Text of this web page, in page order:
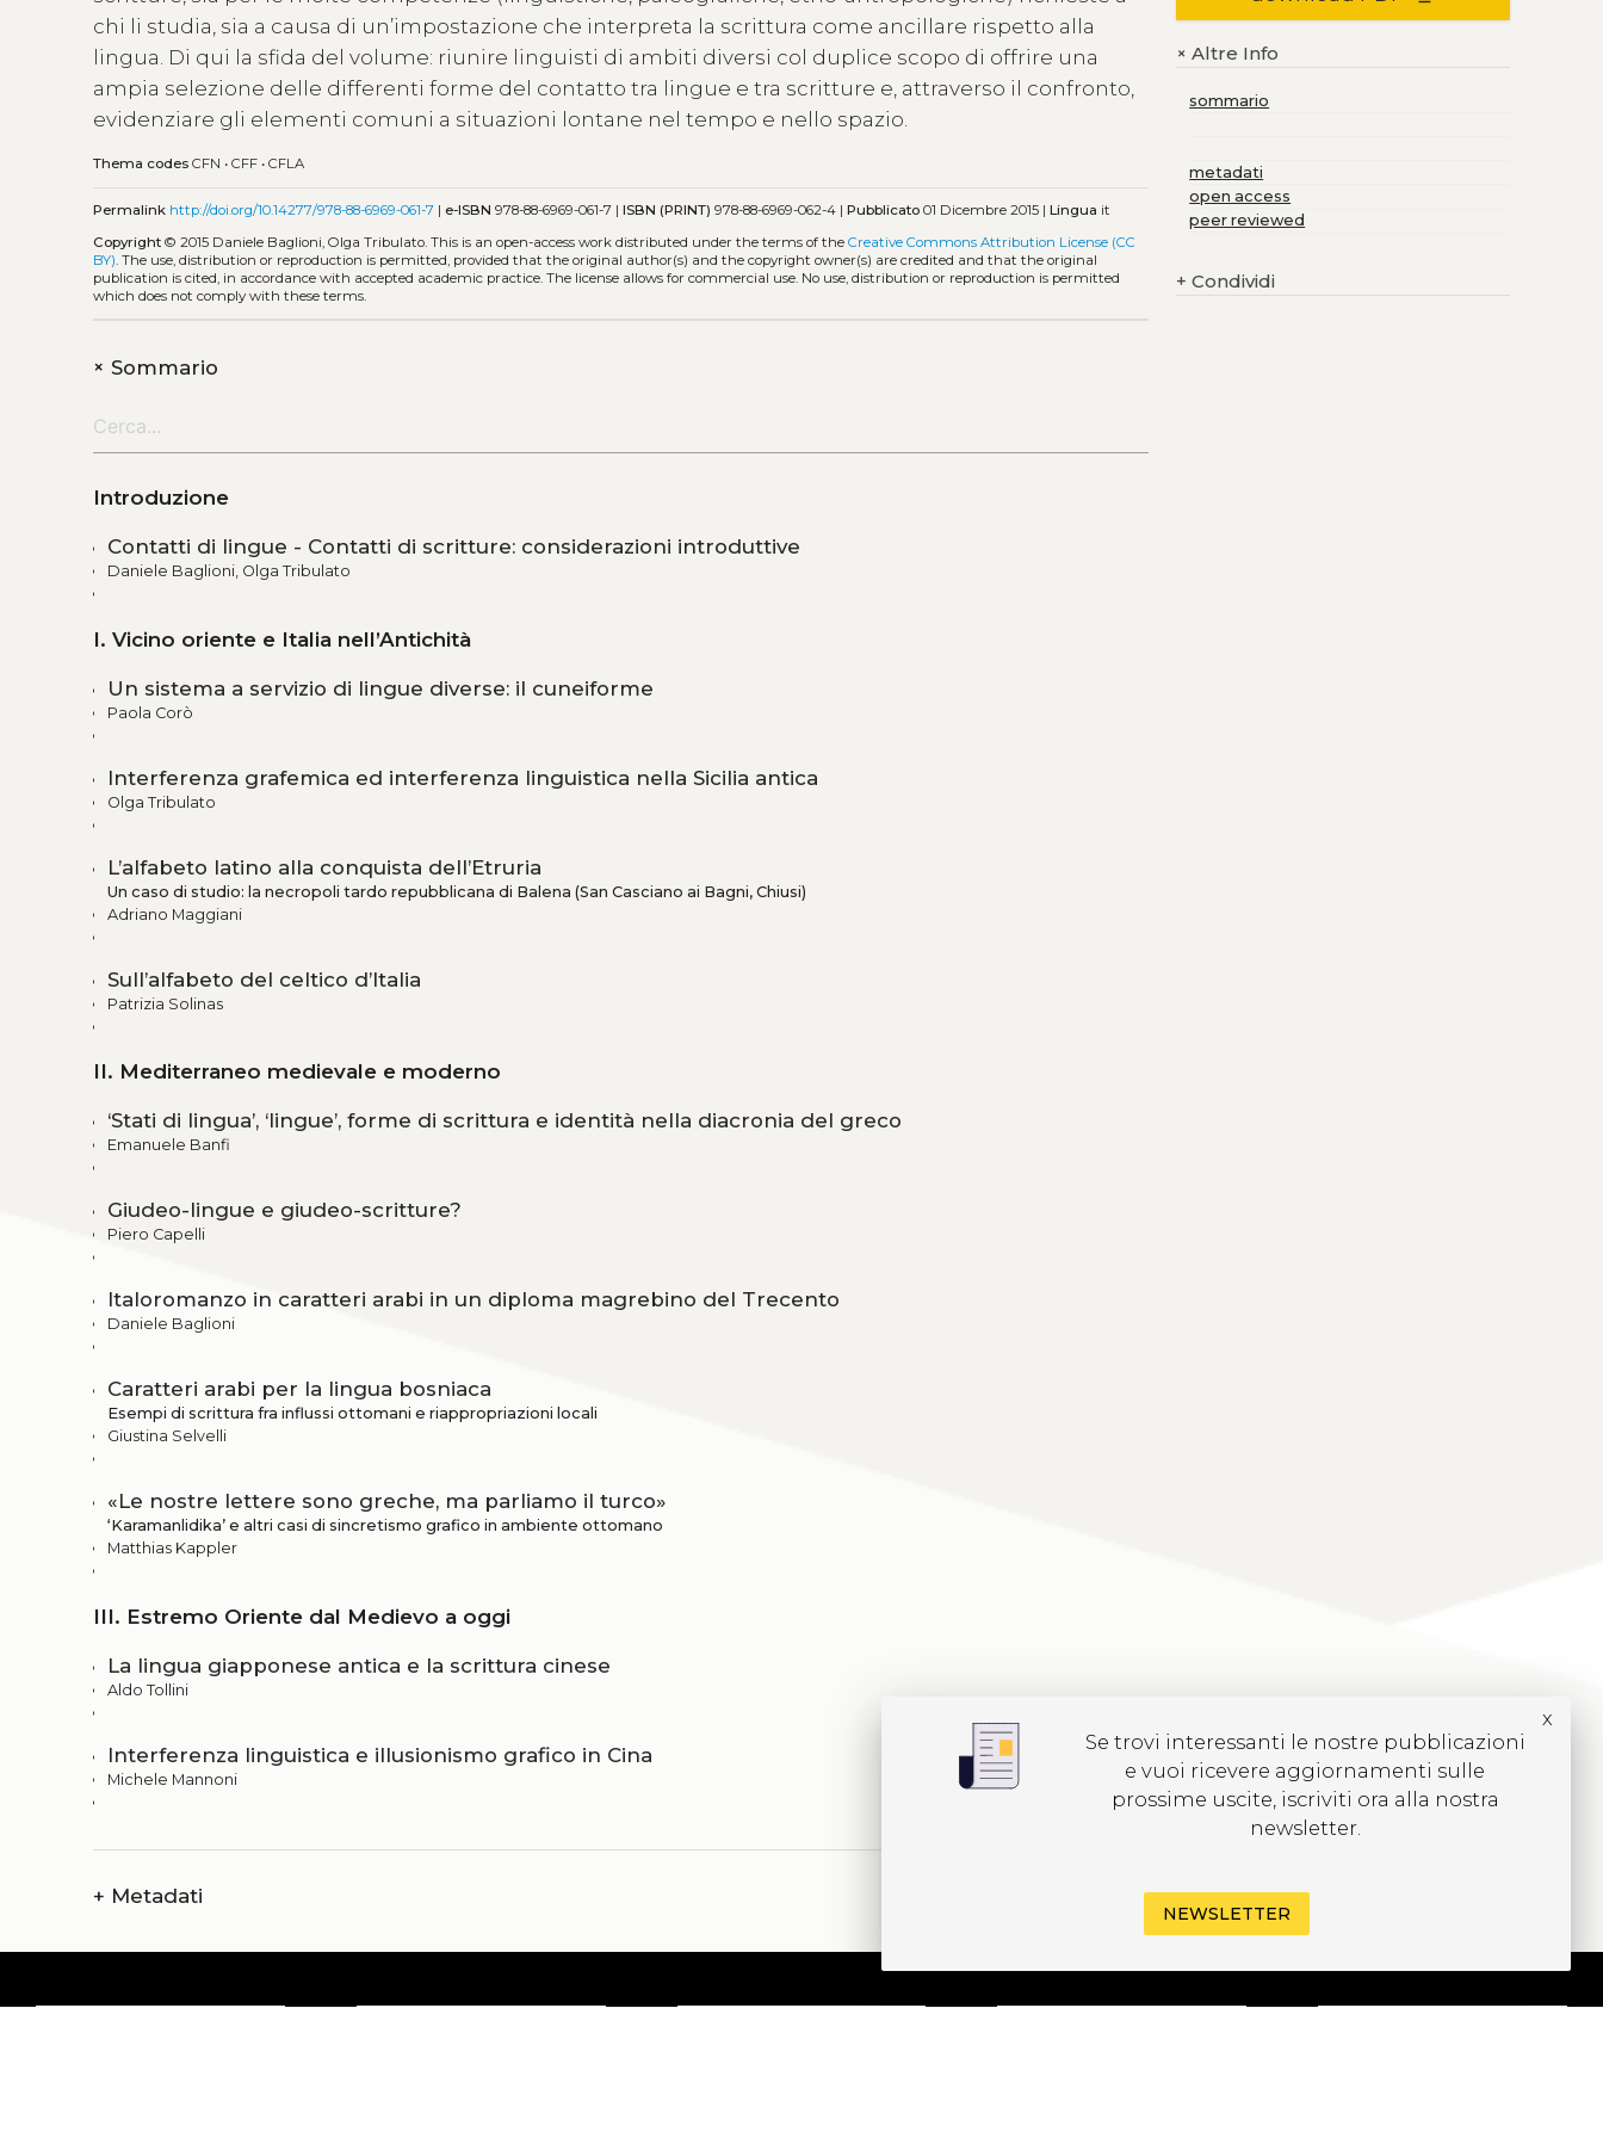
chi li studia, sia a causa di un’impostazione che interpreta la scrittura come ancillare rispetto alla
lingua. Di qui la sfida del volume: riunire linguisti di ambiti diversi col duplice scopo di offrire una
ampia selezione delle differenti forme del contatto tra lingue e tra scritture e, attraverso il confronto,
evidenziare gli elementi comuni a situazioni lontane nel tempo e nello spazio.
Thema codes CFN •CFF •CFLA
Permalink http://doi.org/10.14277/978-88-6969-061-7 | e-ISBN 978-88-6969-061-7 |ISBN (PRINT) 978-88-6969-062-4 |Pubblicato 01 Dicembre 2015 |Lingua it
Copyright © 2015 Daniele Baglioni, Olga Tribulato.This is an open-access work distributed under the terms of theCreative Commons Attribution License (CC
BY) . The use, distribution or reproduction is permitted, provided that the original author(s) and the copyright owner(s) are credited and that the original
publication is cited, in accordance with accepted academic practice. The license allows for commercial use. No use, distribution or reproduction is permitted
which does not comply with these terms.
+Sommario
Introduzione
Contatti di lingue - Contatti di scritture: considerazioni introduttive
Daniele Baglioni, Olga Tribulato
I. Vicino oriente e Italia nell’Antichità
Un sistema a servizio di lingue diverse: il cuneiforme
Paola Corò
Interferenza grafemica ed interferenza linguistica nella Sicilia antica
Olga Tribulato
L’alfabeto latino alla conquista dell’Etruria
Un caso di studio: la necropoli tardo repubblicana di Balena (San Casciano ai Bagni, Chiusi)
Adriano Maggiani
Sull’alfabeto del celtico d’Italia
Patrizia Solinas
II. Mediterraneo medievale e moderno
‘Stati di lingua’, ‘lingue’, forme di scrittura e identità nella diacronia del greco
Emanuele Banfi
Giudeo-lingue e giudeo-scritture?
Piero Capelli
Italoromanzo in caratteri arabi in un diploma magrebino del Trecento
Daniele Baglioni
Caratteri arabi per la lingua bosniaca
Esempi di scrittura fra influssi ottomani e riappropriazioni locali
Giustina Selvelli
«Le nostre lettere sono greche, ma parliamo il turco»
‘Karamanlidika’ e altri casi di sincretismo grafico in ambiente ottomano
Matthias Kappler
III. Estremo Oriente dal Medievo a oggi
La lingua giapponese antica e la scrittura cinese
Aldo Tollini
Interferenza linguistica e illusionismo grafico in Cina
Michele Mannoni
+ Metadati
+Altre Info
sommario
metadati
open access
peer reviewed
+ Condividi
Se trovi interessanti le nostre pubblicazioni
e vuoi ricevere aggiornamenti sulle
prossime uscite, iscriviti ora alla nostra
newsletter.
x
NEWSLETTER